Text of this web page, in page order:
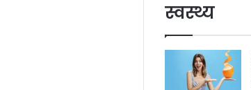
स्वस्थ्य